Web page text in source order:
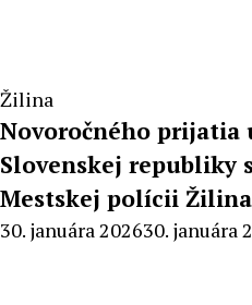
Žilina
Novoročného prijatia
Slovenskej republiky
Mestskej polícii
By
30. januára 202630. januára